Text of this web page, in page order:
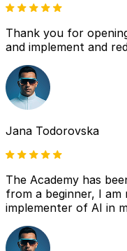
Thank you for
and implement and
Jana Todorovska
The Academy has
from a beginner, I
implementer of AI in